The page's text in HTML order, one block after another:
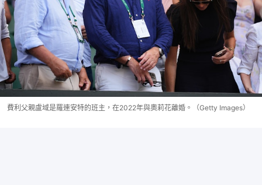
費利父親盧域是羅連安特的班主，在2022年與奧莉花離婚。（Getty Images）